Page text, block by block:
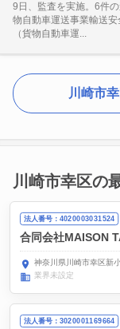
9日、監査を実施。6件
物自動車運送事業輸送
（貨物自動車運...
川崎市
川崎市幸区の
法人番号：4020003031524
合同会社MAISON
神奈川県川崎市幸区新
業界未設定
法人番号：3020001169664